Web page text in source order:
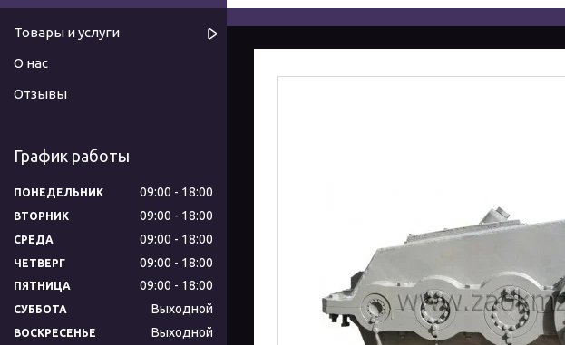
Товары и услуги
О нас
Отзывы
График работы
ПОНЕДЕЛЬНИК 09:00 18:00
ВТОРНИК 09:00 18:00
СРЕДА 09:00 18:00
ЧЕТВЕРГ 09:00 18:00
ПЯТНИЦА 09:00 18:00
СУББОТА Выходной
ВОСКРЕСЕНЬЕ Выходной